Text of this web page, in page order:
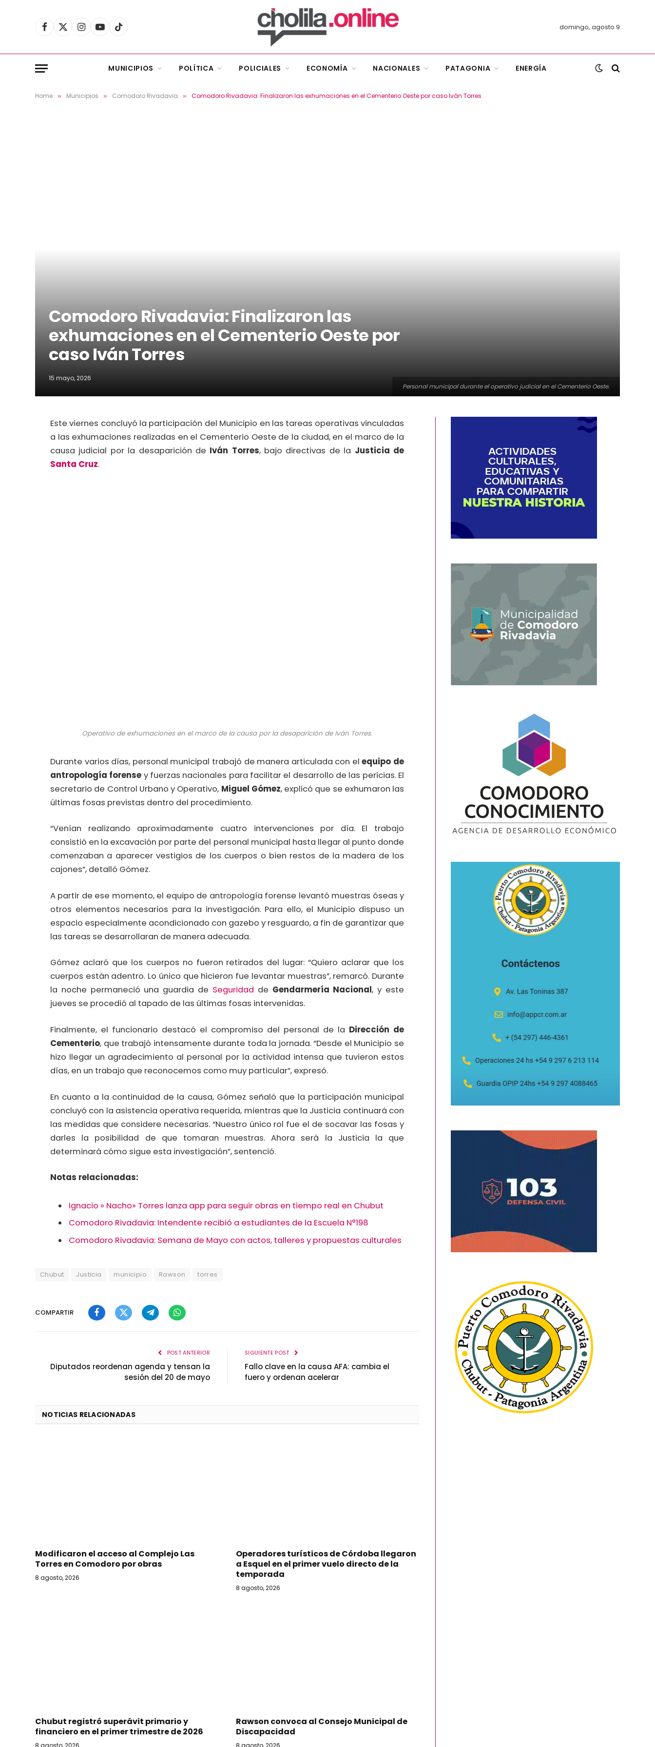
Facebook
X
Instagram
YouTubeTikTok domingo, agosto 9
MUNICIPIOS POLÍTICA POLICIALES ECONOMÍA NACIONALES PATAGONIA ENERGÍA
Home » Municipios » Comodoro Rivadavia » Comodoro Rivadavia: Finalizaron las exhumaciones en el Cementerio Oeste por caso Iván Torres
Personal municipal durante el operativo judicial en el Cementerio Oeste.
Comodoro Rivadavia: Finalizaron las
exhumaciones en el Cementerio Oeste por
caso Iván Torres
15 mayo, 2026
Este viernes concluyó la participación del Municipio en las tareas operativas vinculadas
a las exhumaciones realizadas en el Cementerio Oeste de la ciudad, en el marco de la
causa judicial por la desaparición de Iván Torres, bajo directivas de la Justicia de
Santa Cruz.
Operativo de exhumaciones en el marco de la causa por la desaparición de Iván Torres.
Durante varios días, personal municipal trabajó de manera articulada con elequipo de
antropología forense y fuerzas nacionales para facilitar el desarrollo de las pericias. El
secretario de Control Urbano y Operativo, Miguel Gómez, explicó que se exhumaron las
últimas fosas previstas dentro del procedimiento.
“Venían realizando aproximadamente cuatro intervenciones por día. El trabajo
consistió en la excavación por parte del personal municipal hasta llegar al punto donde
comenzaban a aparecer vestigios de los cuerpos o bien restos de la madera de los
cajones”, detalló Gómez.
A partir de ese momento, el equipo de antropología forense levantó muestras óseas y
otros elementos necesarios para la investigación. Para ello, el Municipio dispuso un
espacio especialmente acondicionado con gazebo y resguardo, a fin de garantizar que
las tareas se desarrollaran de manera adecuada.
Gómez aclaró que los cuerpos no fueron retirados del lugar: “Quiero aclarar que los
cuerpos están adentro. Lo único que hicieron fue levantar muestras”, remarcó. Durante
la noche permaneció una guardia de Seguridad de Gendarmería Nacional, y este
jueves se procedió al tapado de las últimas fosas intervenidas.
Finalmente, el funcionario destacó el compromiso del personal de la Dirección de
Cementerio, que trabajó intensamente durante toda la jornada. “Desde el Municipio se
hizo llegar un agradecimiento al personal por la actividad intensa que tuvieron estos
días, en un trabajo que reconocemos como muy particular”, expresó.
En cuanto a la continuidad de la causa, Gómez señaló que la participación municipal
concluyó con la asistencia operativa requerida, mientras que la Justicia continuará con
las medidas que considere necesarias. “Nuestro único rol fue el de socavar las fosas y
darles la posibilidad de que tomaran muestras. Ahora será la Justicia la que
determinará cómo sigue esta investigación”, sentenció.
Notas relacionadas:
Ignacio » Nacho» Torres lanza app para seguir obras en tiempo real en Chubut
Comodoro Rivadavia: Intendente recibió a estudiantes de la Escuela N°198
Comodoro Rivadavia: Semana de Mayo con actos, talleres y propuestas culturales
Chubut Justicia municipio Rawson torres
COMPARTIR
FacebookTwitterTelegramWhatsApp
POST ANTERIOR
Diputados reordenan agenda y tensan la
sesión del 20 de mayo
SIGUIENTE POST
Fallo clave en la causa AFA: cambia el
fuero y ordenan acelerar
NOTICIAS RELACIONADAS
Modificaron el acceso al Complejo Las
Torres en Comodoro por obras
8 agosto, 2026
Operadores turísticos de Córdoba llegaron
a Esquel en el primer vuelo directo de la
temporada
8 agosto, 2026
Chubut registró superávit primario y
financiero en el primer trimestre de 2026
8 agosto, 2026
Rawson convoca al Consejo Municipal de
Discapacidad
8 agosto, 2026